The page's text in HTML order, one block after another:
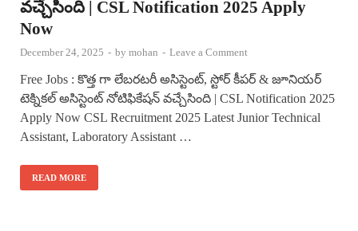
వచ్చేసింది | CSL Notification 2025 Apply
Now
December 24, 2025 - by mohan - Leave a Comment
Free Jobs : కొత్త గా లేబరటరీ అసిస్టెంట్, స్టోర్ కీపర్ & జూనియర్
టెక్నికల్ అసిస్టెంట్ నోటిఫికేషన్ వచ్చేసింది | CSL Notification 2025
Apply Now CSL Recruitment 2025 Latest Junior Technical
Assistant, Laboratory Assistant …
READ MORE